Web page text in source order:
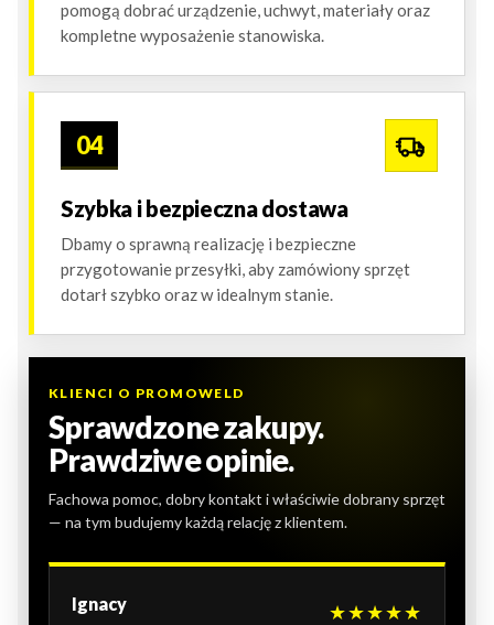
pomogą dobrać urządzenie, uchwyt, materiały oraz
kompletne wyposażenie stanowiska.
04
Szybka i bezpieczna dostawa
Dbamy o sprawną realizację i bezpieczne
przygotowanie przesyłki, aby zamówiony sprzęt
dotarł szybko oraz w idealnym stanie.
KLIENCI O PROMOWELD
Sprawdzone zakupy.
Prawdziwe opinie.
Fachowa pomoc, dobry kontakt i właściwie dobrany sprzęt
— na tym budujemy każdą relację z klientem.
Ignacy ★★★★★